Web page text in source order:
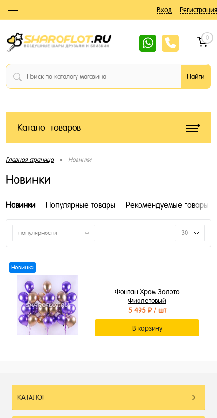
Вход Регистрация
0
Каталог товаров
Главная страница • Новинки
Новинки
Новинки Популярные товары Рекомендуемые товары
популярности 30
Новинка
Фонтан Хром Золото
Фиолетовый
5 495 ₽/ шт
В корзину
КАТАЛОГ